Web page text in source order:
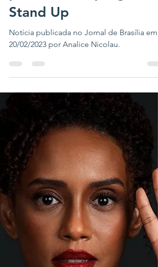
mais de 12 milhões de
pessoas com programa
Stand Up
Notícia publicada no Jornal de Brasília em
20/02/2023 por Analice Nicolau.